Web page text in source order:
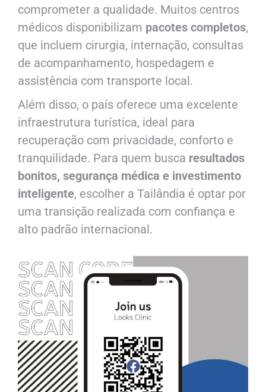
comprometer a qualidade. Muitos centros
médicos disponibilizam pacotes completos,
que incluem cirurgia, internação, consultas
de acompanhamento, hospedagem e
assistência com transporte local.
Além disso, o país oferece uma excelente
infraestrutura turística, ideal para
recuperação com privacidade, conforto e
tranquilidade. Para quem busca resultados
bonitos, segurança médica e investimento
inteligente, escolher a Tailândia é optar por
uma transição realizada com confiança e
alto padrão internacional.